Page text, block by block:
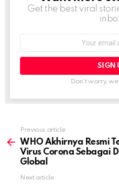
Get the best viral
Don't worry,
more
Previous article
WHO Akhirnya Resmi
Virus Corona Sebagai
Global
Next article